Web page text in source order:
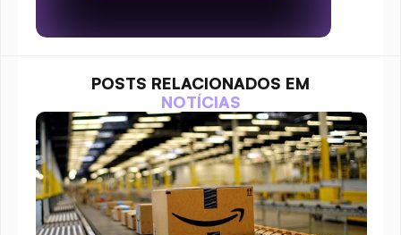
POSTS RELACIONADOS EM
NOTÍCIAS